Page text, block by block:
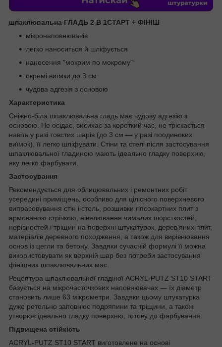
шпаклювальна ГЛАДЬ 2 В 1СТАРТ + ФІНІШ
мікронаповнювачів
легко наноситься й шліфується
нанесення "мокрим по мокрому"
окремі виїмки до 3 см
чудова адгезія з основою
Характеристика
Сніжно-біла шпаклювальна гладь має чудову адгезію з
основою. Не осідає, висихає за короткий час, не тріскається
навіть у разі товстих шарів (до 3 см — у разі поодиноких
виїмок), її легко шліфувати. Стіни та стелі після застосування
шпаклювальної гладиною мають ідеально гладку поверхню,
яку легко фарбувати.
Застосування
Рекомендується для облицювальних і ремонтних робіт
усередині приміщень, особливо для цілісного поверхневого
випрасовування стін і стель, розшивки гіпсокартних плит з
армованою стрічкою, нівелювання чималих шорсткостей,
нерівностей і тріщин на поверхні штукатурок, дерев'яних плит,
матеріалів деревного походження, а також для вирівнювання
основ із цегли та бетону. Завдяки сучасній формулі її можна
використовувати як верхній шар без потреби застосування
фінішних шпаклювальних мас.
Рецептура шпаклювальної гладіної ACRYL-PUTZ ST10 START
базується на мікрочасточкових наповнювачах — їх діаметр
становить лише 63 мікрометри. Завдяки цьому штукатурка
дуже ретельно заповнює подряпини та тріщини, а також
утворює ідеально гладку поверхню, готову до фарбування.
Підвищена стійкість
ACRYL-PUTZ ST10 START виготовлене на основі